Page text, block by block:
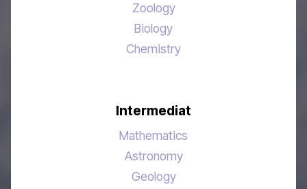
Zoology
Biology
Chemistry
Intermediat
Mathematics
Astronomy
Geology